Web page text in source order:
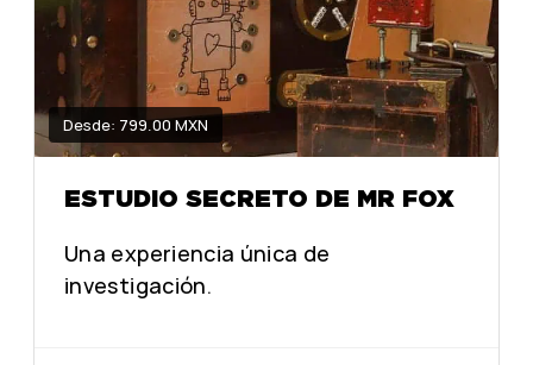
Desde: 799.00 MXN
ESTUDIO SECRETO DE MR FOX
Una experiencia única de
investigación.